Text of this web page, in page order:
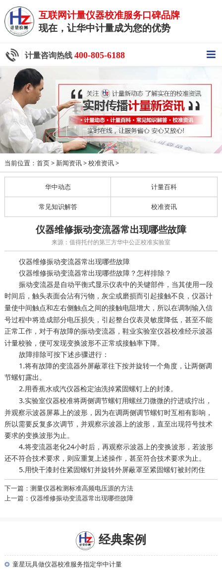
互联网计量仪器校准服务口碑品牌
现在，让华中计量成为您的优势
计量咨询热线 400-805-6188
当前位置： 首页> 新闻资讯> 校准资讯>
华中动态 计量百科
常见知识解答 校准资讯
仪器维修振动变流器常出现哪些故障
来源：值得托付的第三方华中公正校准实验室
仪器维修振动变流器常出现哪些故障
仪器维修振动变流器常出现哪些故障？怎样排除？
振动变流器是自动平衡式显示仪表中的关键部件，当其使用一段
时间后，触头表面会沾有污物，灰尘或磨损而引起接触不良， 仪器计
量使中间触点和左右侧触点之间的接触电阻增大，所以在调制输入信
号过程中将造成部分电压损失，引起整台仪表灵敏度降低，甚至不能
正常工作，对于有故障的振动变流器， 鞋业实验室仪器校准经示波器
计量校验，便可发现变换波形不正常或接触率下降。
故障排除可按下述步骤进行：
1.将有故障的变流器外屏蔽罩往下按并旋转一个角度，让两侧调
节螺钉露出。
2.用香蕉水或汽仪器检定油洗掉紧固螺钉上的封漆。
3.实验室仪器校准将两侧调节螺钉用螺丝刀微微的拧进或拧出，
并观察示波器屏幕上的波形，因为在调两侧调节螺钉时互相有影响，
所以需要反复多次调节，并观察示波器上的波形，直至出现符号技术
要求的变换波形为止。
4.将变流器老化24小时后，再观察示波器上的变换波形，若波形
还不符合技术要求，则应重复上述操作，甚至符合技术要求为止。
5.用快干漆封住紧固螺钉并旋转外屏蔽罩至紧固螺钉被封闭住
下一篇：测量仪器检测标准高频电压源的方法
上一篇：仪器维修振动变流器常出现哪些故障
经典案例
◎ 童星玩具做仪器校准服务指定华中计量